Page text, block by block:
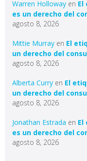
Warren Holloway en
es un derecho del
agosto 8, 2026
Mittie Murray en El
un derecho del
agosto 8, 2026
Alberta Curry en El
un derecho del
agosto 8, 2026
Jonathan Estrada en
es un derecho del
agosto 8, 2026